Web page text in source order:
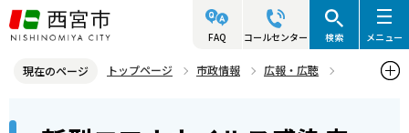
こ
の
ジ
FAQ コールセンター 検索 メニュー
現在のページ トップページ 市政情報
広報・広聴